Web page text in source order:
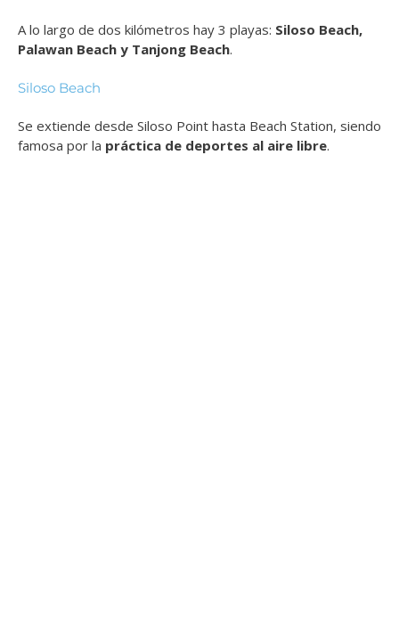
A lo largo de dos kilómetros hay 3 playas: Siloso Beach,
Palawan Beach y Tanjong Beach.
Siloso Beach
Se extiende desde Siloso Point hasta Beach Station, siendo
famosa por la práctica de deportes al aire libre.